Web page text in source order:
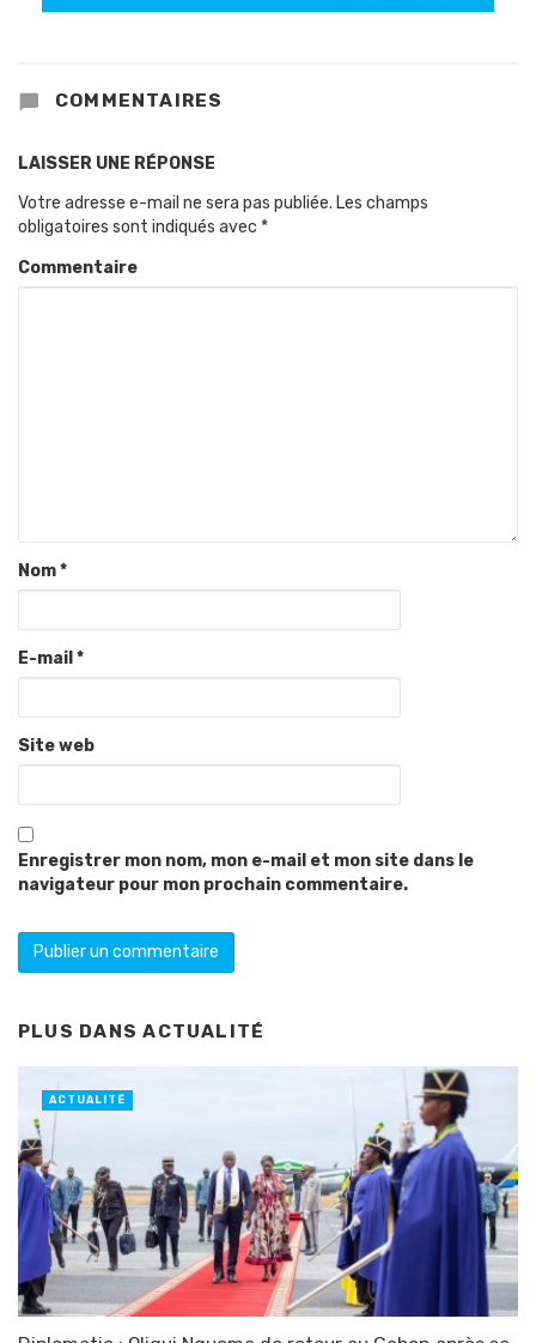
COMMENTAIRES
LAISSER UNE RÉPONSE
Votre adresse e-mail ne sera pas publiée. Les champs
obligatoires sont indiqués avec *
Commentaire
Nom*
E-mail *
Site web
Enregistrer mon nom, mon e-mail et mon site dans le
navigateur pour mon prochain commentaire.
PLUS DANSACTUALITÉ
ACTUALITÉ